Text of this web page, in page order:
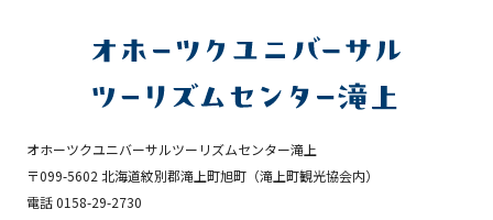
オホーツクユニバーサルツーリズムセンター滝上
〒099-5602 北海道紋別郡滝上町旭町 （滝上町観光協会内）
電話 0158-29-2730